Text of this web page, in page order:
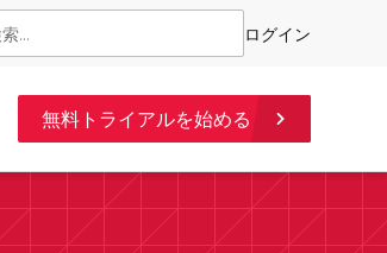
ログイン
無料トライアルを始める